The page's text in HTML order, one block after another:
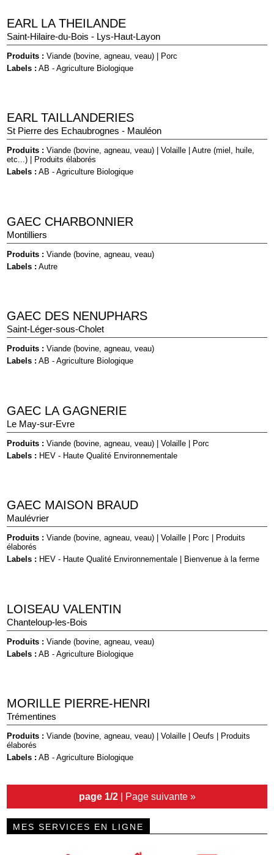
EARL LA THEILANDE
Saint-Hilaire-du-Bois - Lys-Haut-Layon
Produits : Viande (bovine, agneau, veau)
Porc
Labels : AB - Agriculture Biologique
EARL TAILLANDERIES
St Pierre des Echaubrognes - Mauléon
Produits : Viande (bovine, agneau, veau) |Volaille |Autre (miel, huile,
etc...)
Produits élaborés
Labels : AB - Agriculture Biologique
GAEC CHARBONNIER
Montilliers
Produits : Viande (bovine, agneau, veau)
Labels : Autre
GAEC DES NENUPHARS
Saint-Léger-sous-Cholet
Produits : Viande (bovine, agneau, veau)
Labels : AB - Agriculture Biologique
GAEC LA GAGNERIE
Le May-sur-Evre
Produits : Viande (bovine, agneau, veau) |Volaille
Porc
Labels : HEV - Haute Qualité Environnementale
GAEC MAISON BRAUD
Maulévrier
Produits : Viande (bovine, agneau, veau) |Volaille Porc
Produits
élaborés
Labels : HEV - Haute Qualité Environnementale Bienvenue à la ferme
LOISEAU VALENTIN
Chanteloup-les-Bois
Produits : Viande (bovine, agneau, veau)
Labels : AB - Agriculture Biologique
MORILLE PIERRE-HENRI
Trémentines
Produits : Viande (bovine, agneau, veau) |Volaille |Oeufs
Produits
élaborés
Labels : AB - Agriculture Biologique
page 1/2 | Page suivante »
MES SERVICES EN LIGNE